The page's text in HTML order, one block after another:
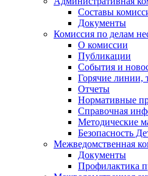
Составы
Документы
Комиссия по делам
О комиссии
Публикации
События и
Горячие линии,
Отчеты
Нормативные
Справочная
Методические
Безопасность
Межведомственная
Документы
Профилактика